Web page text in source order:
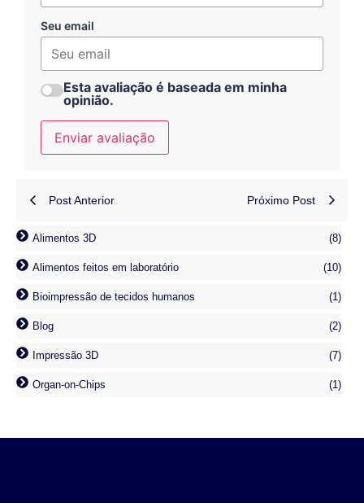
Seu email
Esta avaliação é baseada em minha
opinião.
Enviar avaliação
Post Anterior Próximo Post
Alimentos 3D (8)
Alimentos feitos em laboratório (10)
Bioimpressão de tecidos humanos (1)
Blog (2)
Impressão 3D (7)
Organ-on-Chips (1)